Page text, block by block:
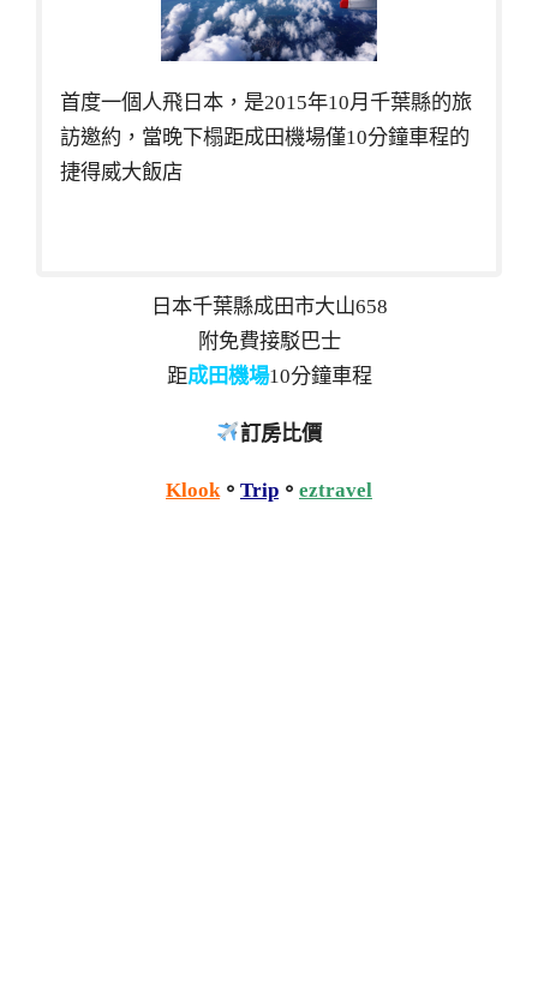
首度一個人飛日本，是2015年10月千葉縣的旅
訪邀約，當晚下榻距成田機場僅10分鐘車程的
捷得威大飯店
日本千葉縣成田市大山658
附免費接駁巴士
距成田機場10分鐘車程
訂房比價
Klook。 Trip 。 eztravel